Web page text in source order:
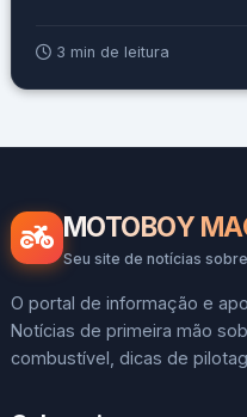
3 min de leitura
MOTOBOY
Seu site de notícias
O portal de informação e
Notícias de primeira mão
combustível, dicas de